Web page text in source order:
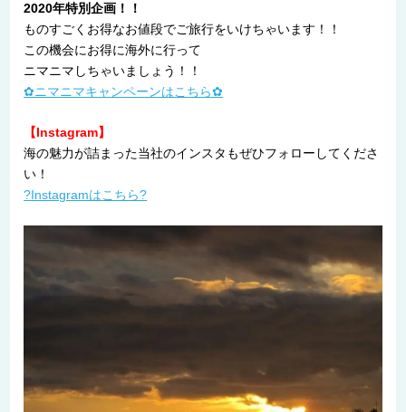
2020年特別企画！！
ものすごくお得なお値段でご旅行をいけちゃいます！！
この機会にお得に海外に行って
ニマニマしちゃいましょう！！
✿ニマニマキャンペーンはこちら✿
【Instagram】
海の魅力が詰まった当社のインスタもぜひフォローしてくださ
い！
?Instagramはこちら?